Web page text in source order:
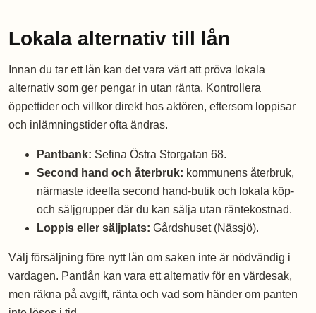
Lokala alternativ till lån
Innan du tar ett lån kan det vara värt att pröva lokala
alternativ som ger pengar in utan ränta. Kontrollera
öppettider och villkor direkt hos aktören, eftersom loppisar
och inlämningstider ofta ändras.
Pantbank: Sefina Östra Storgatan 68.
Second hand och återbruk: kommunens återbruk,
närmaste ideella second hand-butik och lokala köp-
och säljgrupper där du kan sälja utan räntekostnad.
Loppis eller säljplats: Gårdshuset (Nässjö).
Välj försäljning före nytt lån om saken inte är nödvändig i
vardagen. Pantlån kan vara ett alternativ för en värdesak,
men räkna på avgift, ränta och vad som händer om panten